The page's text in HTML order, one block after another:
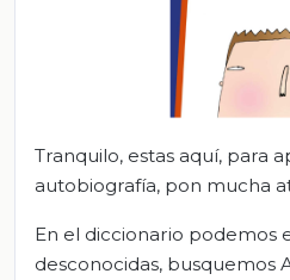
Tranquilo, estas aquí, para
autobiografía, pon mucha
En el diccionario podemos
desconocidas, busquemos